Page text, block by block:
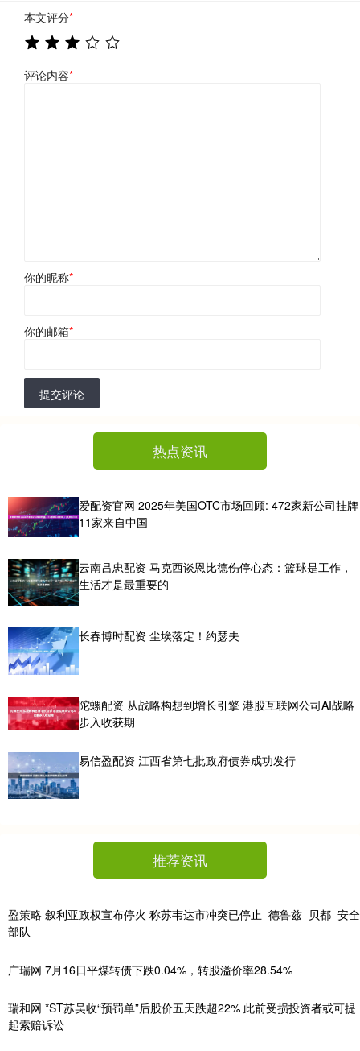
本文评分*
评论内容*
你的昵称*
你的邮箱*
提交评论
热点资讯
爱配资官网 2025年美国OTC市场回顾: 472家新公司挂牌
11家来自中国
云南吕忠配资 马克西谈恩比德伤停心态：篮球是工作，
生活才是最重要的
长春博时配资 尘埃落定！约瑟夫
陀螺配资 从战略构想到增长引擎 港股互联网公司AI战略
步入收获期
易信盈配资 江西省第七批政府债券成功发行
推荐资讯
盈策略 叙利亚政权宣布停火 称苏韦达市冲突已停止_德鲁兹_贝都_安全
部队
广瑞网 7月16日平煤转债下跌0.04%，转股溢价率28.54%
瑞和网 *ST苏吴收“预罚单”后股价五天跌超22% 此前受损投资者或可提
起索赔诉讼